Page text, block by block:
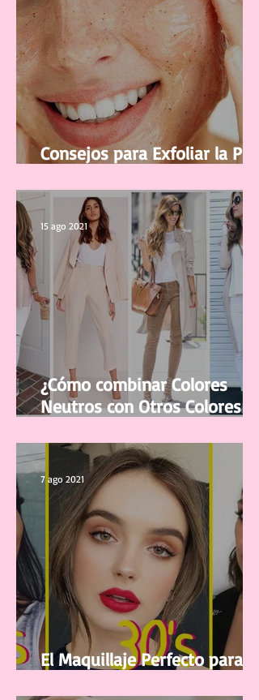
Consejos para Exfoliar la Piel
¿Cómo combinar Colores
Neutros con Otros Colores en
15 ago 2021
El Maquillaje Perfecto para tu
7 ago 2021